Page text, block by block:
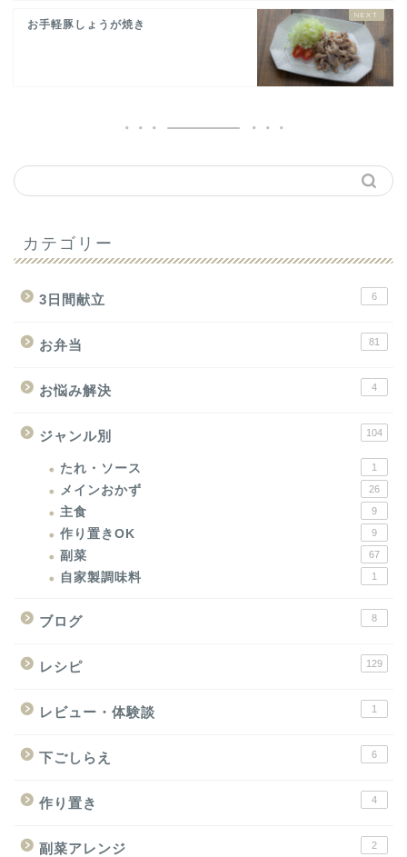
お手軽豚しょうが焼き
カテゴリー
3日間献立 6
お弁当 81
お悩み解決 4
ジャンル別 104
たれ・ソース 1
メインおかず 26
主食 9
作り置きOK 9
副菜 67
自家製調味料 1
ブログ 8
レシピ 129
レビュー・体験談 1
下ごしらえ 6
作り置き 4
副菜アレンジ 2